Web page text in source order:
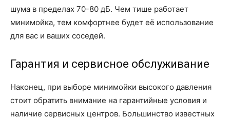
шума в пределах 70-80 дБ. Чем тише работает
минимойка, тем комфортнее будет её использование
для вас и ваших соседей.
Гарантия и сервисное обслуживание
Наконец, при выборе минимойки высокого давления
стоит обратить внимание на гарантийные условия и
наличие сервисных центров. Большинство известных